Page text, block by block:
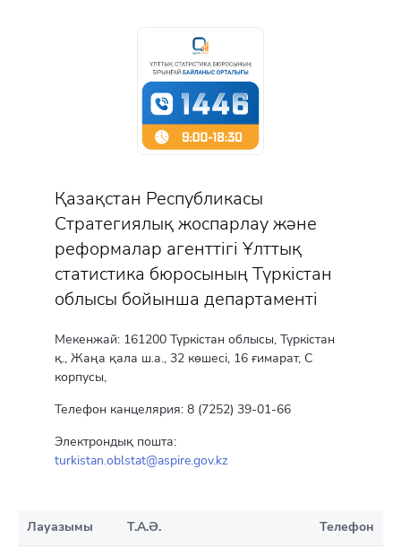
Қазақстан Республикасы
Стратегиялық жоспарлау және
реформалар агенттігі Ұлттық
статистика бюросының Түркістан
облысы бойынша департаменті
Мекенжай: 161200 Түркістан облысы, Түркістан
қ., Жаңа қала ш.а., 32 көшесі, 16 ғимарат, С
корпусы,
Телефон канцелярия: 8 (7252) 39-01-66
Электрондық пошта:
turkistan.oblstat@aspire.gov.kz
Лауазымы Т.А.Ә. Телефон